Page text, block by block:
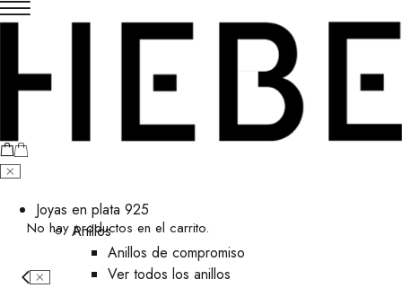
No hay productos en el carrito.
Joyas en plata 925
Anillos
Anillos de compromiso
Ver todos los anillos